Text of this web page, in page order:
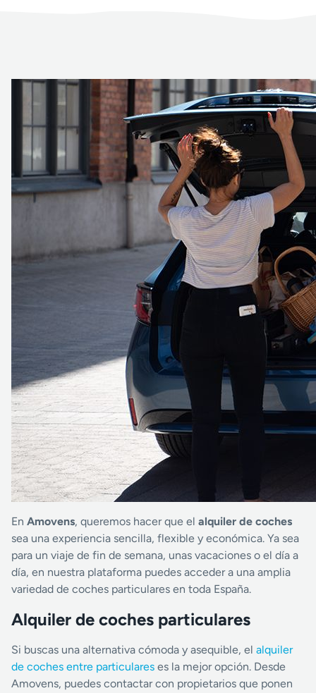
En Amovens, queremos hacer que el alquiler de coches
sea una experiencia sencilla, flexible y económica. Ya sea
para un viaje de fin de semana, unas vacaciones o el día a
día, en nuestra plataforma puedes acceder a una amplia
variedad de coches particulares en toda España.
Alquiler de coches particulares
Si buscas una alternativa cómoda y asequible, el alquiler
de coches entre particulares es la mejor opción. Desde
Amovens, puedes contactar con propietarios que ponen